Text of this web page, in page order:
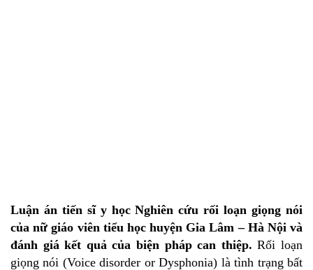
Luận án tiến sĩ y học Nghiên cứu rối loạn giọng nói
của nữ giáo viên tiểu học huyện Gia Lâm – Hà Nội và
đánh giá kết quả của biện pháp can thiệp.Rối loạn
giọng nói (Voice disorder or Dysphonia) là tình trạng bất